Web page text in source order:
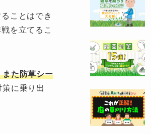
ことはでき
を立てるこ
また防草シー
に乗り出